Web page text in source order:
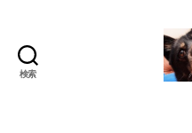
検索